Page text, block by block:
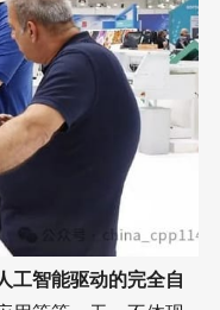
工智能驱动的完全自